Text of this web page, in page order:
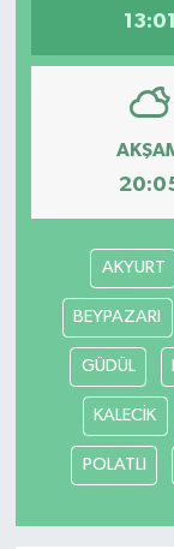
13:01
AKYURT
BEYPAZARI
GÜDÜL
KALECİK
POLATLI